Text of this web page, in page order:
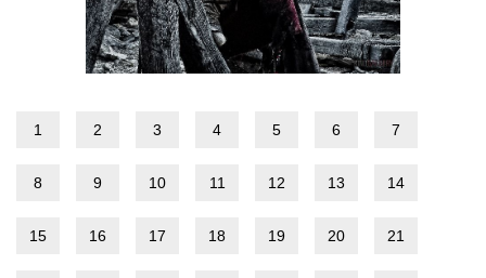
1 2 3 4 5 6 7
8 9 10 11 12 13 14
15 16 17 18 19 20 21